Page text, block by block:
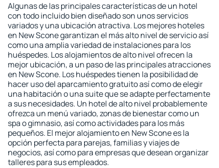
Algunas de las principales características de un hotel
con todo incluido bien diseñado son unos servicios
variados y una ubicación atractiva. Los mejores hoteles
en New Scone garantizan el más alto nivel de servicio así
como una amplia variedad de instalaciones para los
huéspedes. Los alojamientos de alto nivel ofrecen la
mejor ubicación, a un paso de las principales atracciones
en New Scone. Los huéspedes tienen la posibilidad de
hacer uso del aparcamiento gratuito así como de elegir
una habitación o una suite que se adapte perfectamente
a sus necesidades. Un hotel de alto nivel probablemente
ofrezca un menú variado, zonas de bienestar como un
spa o gimnasio, así como actividades para los más
pequeños. El mejor alojamiento en New Scone es la
opción perfecta para parejas, familias y viajes de
negocios, así como para empresas que desean organizar
talleres para sus empleados.